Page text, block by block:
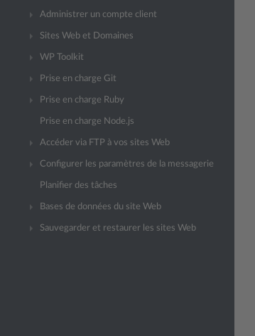
Administrer un compte client
Sites Web et Domaines
WP Toolkit
Prise en charge Git
Prise en charge Ruby
Prise en charge Node.js
Accéder via FTP à vos sites Web
Configurer les paramètres de la messagerie
Planifier des tâches
Bases de données du site Web
Sauvegarder et restaurer les sites Web